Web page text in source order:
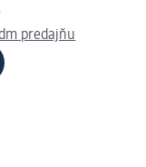
predajňu